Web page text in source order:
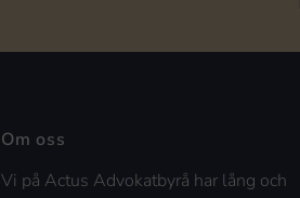
Om oss
Vi på Actus Advokatbyrå har lång och